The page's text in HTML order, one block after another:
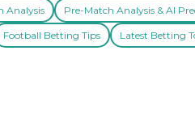
Analysis Pre-Match Analysis & AI
Football Betting Tips Latest Betting